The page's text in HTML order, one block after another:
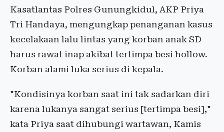
Kasatlantas Polres Gunungkidul, AKP Priya
Tri Handaya, mengungkap penanganan kasus
kecelakaan lalu lintas yang korban anak SD
harus rawat inap akibat tertimpa besi hollow.
Korban alami luka serius di kepala.
"Kondisinya korban saat ini tak sadarkan diri
karena lukanya sangat serius [tertimpa besi],"
kata Priya saat dihubungi wartawan, Kamis